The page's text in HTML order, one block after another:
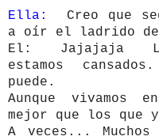
Ella:
Creo que
a oír el ladrido
El: Jajajaja
estamos
puede.
Aunque
mejor que los que
A veces...